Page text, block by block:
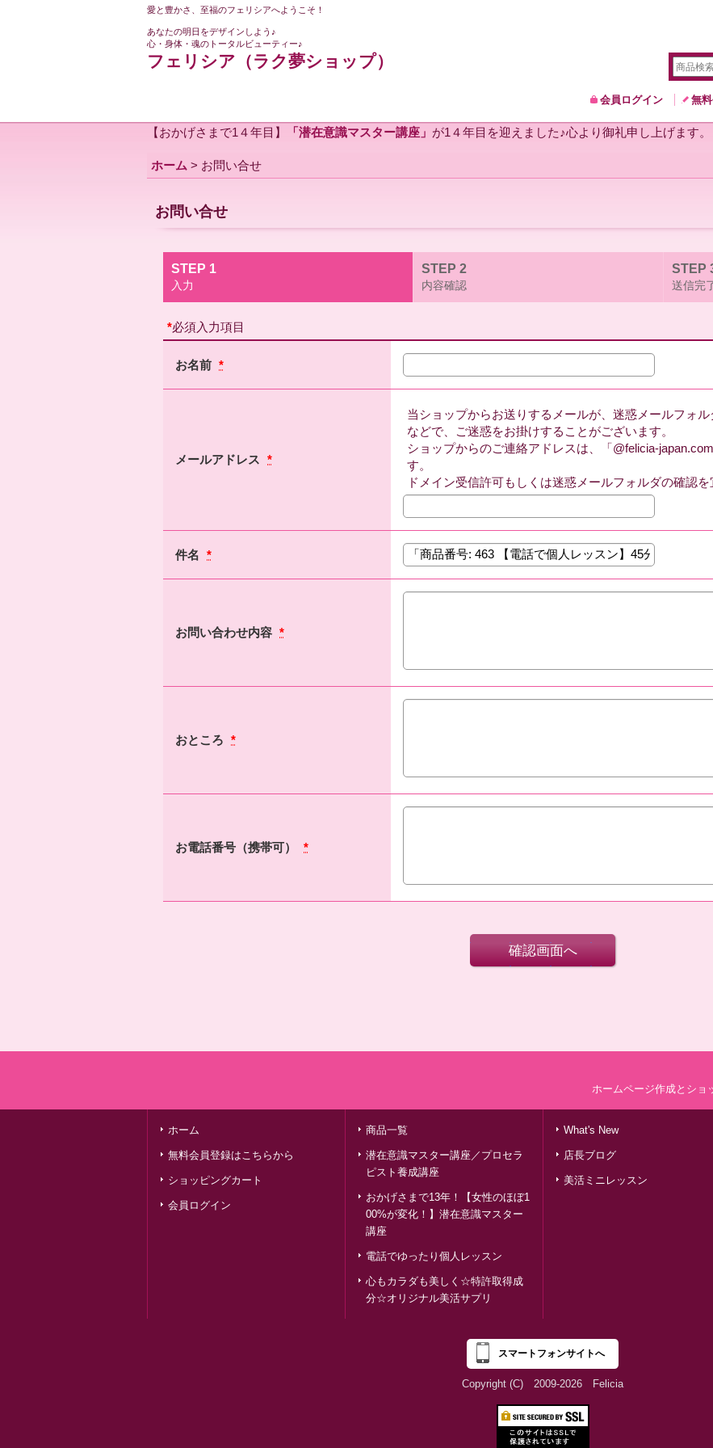
愛と豊かさ、至福のフェリシアへようこそ！
あなたの明日をデザインしよう♪
心・身体・魂のトータルビューティー♪
フェリシア（ラク夢ショップ）
会員ログイン 無
【おかげさまで1４年目】 「潜在意識マスター講座」 が1４年目を迎えました♪心より御礼申し上げます。
ホーム > お問い合せ
お問い合せ
STEP 1
入力
STEP 2
内容確認
STEP
送信完
*必須入力項目
お名前 *
メールアドレス *
当ショップからお送りするメールが、迷惑メールフォ
などで、ご迷惑をお掛けすることがございます。
ショップからのご連絡アドレスは、「@felicia-
す。
ドメイン受信許可もしくは迷惑メールフォルダの確認を
件名 *
お問い合わせ内容 *
おところ *
お電話番号（携帯可） *
ホームページ作成とショ
ホーム
無料会員登録はこちらから
ショッピングカート
会員ログイン
商品一覧
潜在意識マスター講座／プロセラ
ピスト養成講座
おかげさまで13年！【女性のほぼ1
00%が変化！】潜在意識マスター
講座
電話でゆったり個人レッスン
心もカラダも美しく☆特許取得成
分☆オリジナル美活サプリ
What's New
店長ブログ
美活ミニレッスン
スマートフォンサイトへ
Copyright (C) 2009-2026 Felicia